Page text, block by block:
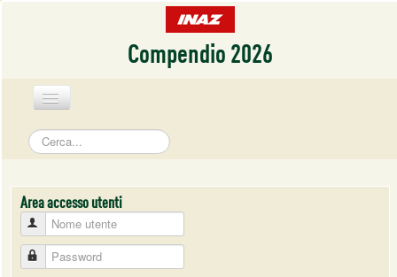
Compendio 2026
HOME
cerca...
Nome utente
Password